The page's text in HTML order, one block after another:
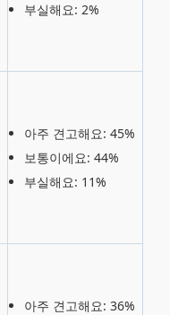
부실해요: 2%
아주 견고해요: 45%
보통이에요: 44%
부실해요: 11%
아주 견고해요: 36%